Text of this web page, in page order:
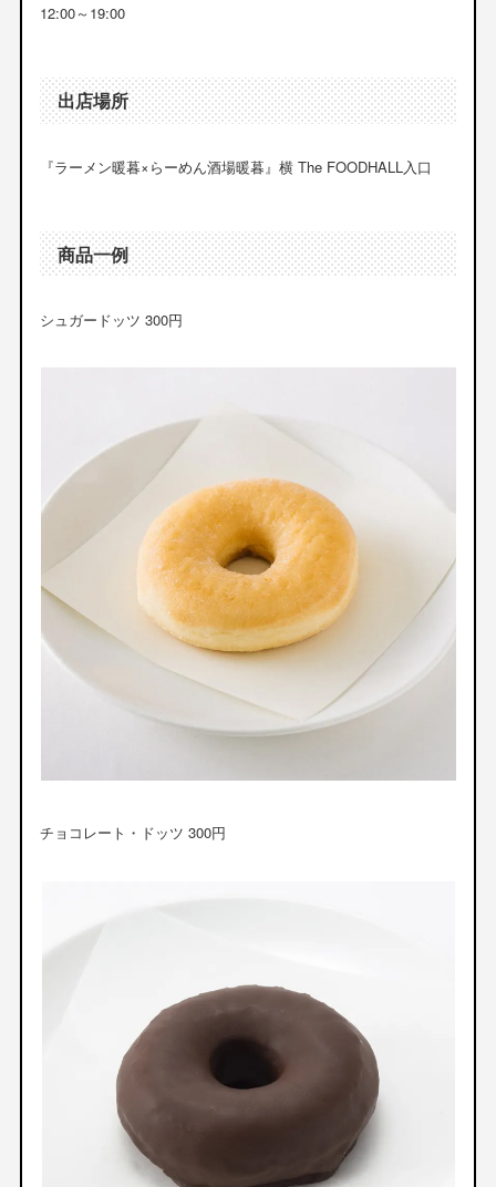
12:00～19:00
出店場所
『ラーメン暖暮×らーめん酒場暖暮』横 The FOODHALL入口
商品一例
シュガードッツ 300円
チョコレート・ドッツ 300円